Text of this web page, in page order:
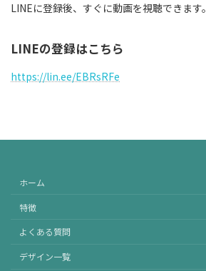
LINEに登録後、すぐに動画を視聴できます。
LINEの登録はこちら
https://lin.ee/EBRsRFe
ホーム
特徴
よくある質問
デザイン一覧